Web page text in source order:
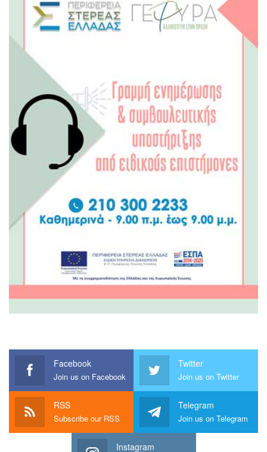
Facebook
Join us on Facebook
Twitter
Join us on Twitter
RSS
Subscribe our RSS
Telegram
Join us on Telegram
Instagram